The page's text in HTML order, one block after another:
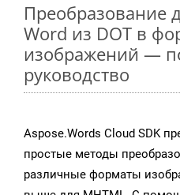
Преобразование
Word из DOT в
изображений —
руководство
Aspose.Words Cloud SDK
простые методы
различные форматы